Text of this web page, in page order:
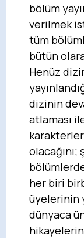
bölüm
verilmek
tüm
bütün
Henüz
dizinin
atlaması
olacağını;
her biri
üyelerinin
dünyaca